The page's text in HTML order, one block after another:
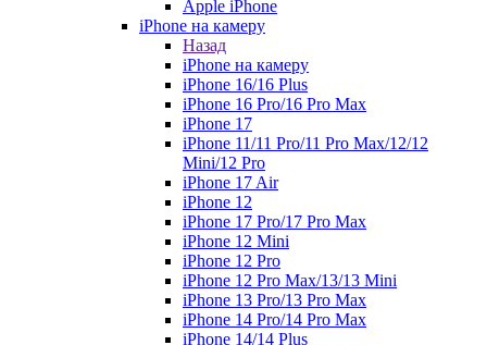
Apple iPhone
iPhone на камеру
Назад
iPhone на камеру
iPhone 16/16 Plus
iPhone 16 Pro/16 Pro Max
iPhone 17
iPhone 11/11 Pro/11 Pro Max/12/12
Mini/12 Pro
iPhone 17 Air
iPhone 12
iPhone 17 Pro/17 Pro Max
iPhone 12 Mini
iPhone 12 Pro
iPhone 12 Pro Max/13/13 Mini
iPhone 13 Pro/13 Pro Max
iPhone 14 Pro/14 Pro Max
iPhone 14/14 Plus